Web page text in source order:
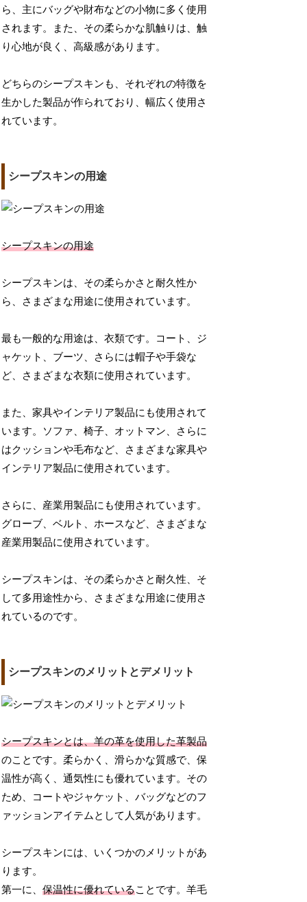
ら、主にバッグや財布などの小物に多く使用
されます。また、その柔らかな肌触りは、触
り心地が良く、高級感があります。
どちらのシープスキンも、それぞれの特徴を
生かした製品が作られており、幅広く使用さ
れています。
シープスキンの用途
シープスキンの用途
シープスキンは、その柔らかさと耐久性か
ら、さまざまな用途に使用されています。
最も一般的な用途は、衣類です。コート、ジ
ャケット、ブーツ、さらには帽子や手袋な
ど、さまざまな衣類に使用されています。
また、家具やインテリア製品にも使用されて
います。ソファ、椅子、オットマン、さらに
はクッションや毛布など、さまざまな家具や
インテリア製品に使用されています。
さらに、産業用製品にも使用されています。
グローブ、ベルト、ホースなど、さまざまな
産業用製品に使用されています。
シープスキンは、その柔らかさと耐久性、そ
して多用途性から、さまざまな用途に使用さ
れているのです。
シープスキンのメリットとデメリット
シープスキンとは、羊の革を使用した革製品
のことです。柔らかく、滑らかな質感で、保
温性が高く、通気性にも優れています。その
ため、コートやジャケット、バッグなどのフ
ァッションアイテムとして人気があります。
シープスキンには、いくつかのメリットがあ
ります。
第一に、保温性に優れていることです。羊毛